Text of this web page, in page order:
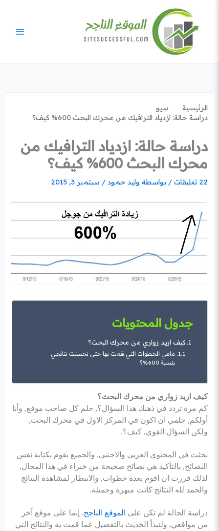
المحتوى
الرئيسية
سيو
دراسة حالة: ازدياد الترافيك من محرك البحث 600% كيف؟
دراسة حالة: ازدياد الترافيك من
محرك البحث 600% كيف؟
22 تعليقات / بواسطة وليد حمود/سبتمبر 3, 2015
جدول المحتويات
كيف ازيد زواري من محرك البحث؟
ماهي الخطوات التي قمت بها حتى تحسنت نتائجي
بنسبة 600%؟
كيف ازيد زواري من محرك البحث؟
كم مرة تردد في ذهنك هذا السؤال؟, حلم كل صاحب موقع, وأنا
أولكم, حلمي ان اكون في المركز الاول في محرك البحث,
ولكن السؤال القوي, كيف؟.
بحثت في المحتوى العربي والاجنبي, والجميع يقوم بكتابة نفس
النصائح, بالتأكيد هي نصائح صحيحة من خبراء في هذا المجال,
لذلك قررت ان اقوم بعدة خطوات, والانتظار لمشاهدة النتائج
والحمد لله النتائج كانت مبهرة وجميلة.
دراسة الحالة لم تكن على الموقع الناجح. إنما على موقع آخر
من مواقعي, ولنبدأ الحديث بالتفصيل عما قمت به والنتائج التي